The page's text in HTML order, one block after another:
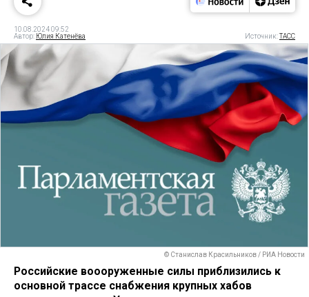
10.08.2024 09:52
Автор: Юлия Катенёва Источник:ТАСС
© Станислав Красильников / РИА Новости
Российские воооруженные силы приблизились к
основной трассе снабжения крупных хабов